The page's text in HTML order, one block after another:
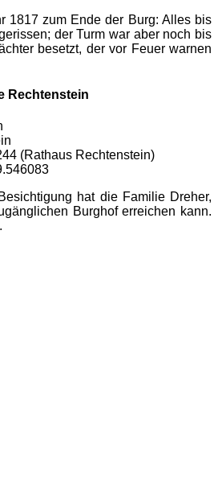
1817 zum Ende der Burg: Alles bis
der Turm war aber noch bis
besetzt, der vor Feuer warnen
Rechtenstein
(Rathaus Rechtenstein)
hat die Familie Dreher,
Burghof erreichen kann.